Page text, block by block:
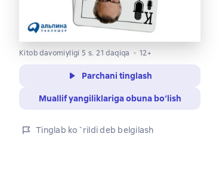
Kitob davomiyligi 5 s. 21 daqiqa 12+
Parchani tinglash
Muallif yangiliklariga obuna bo‘lish
Tinglab ko`rildi deb belgilash